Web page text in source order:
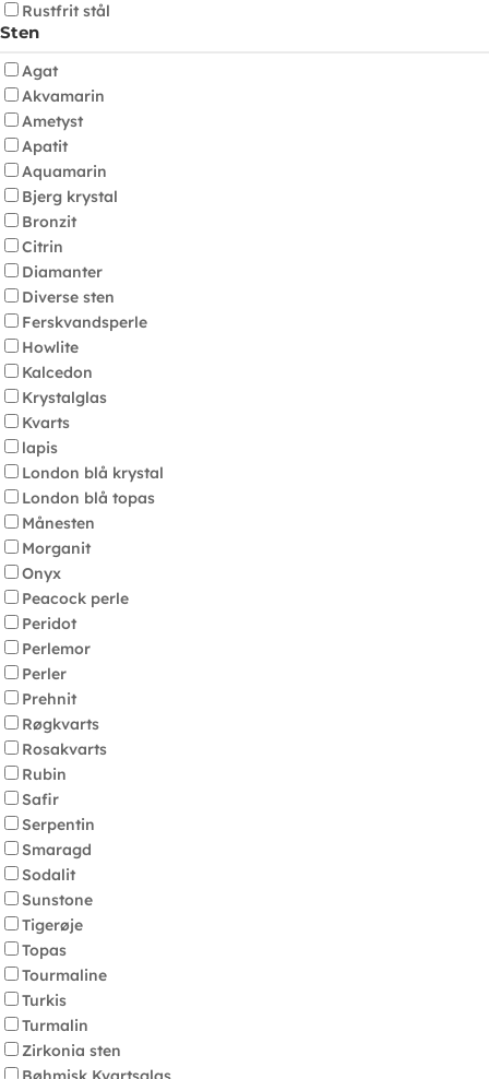
Rustfrit stål
Sten
Agat
Akvamarin
Ametyst
Apatit
Aquamarin
Bjerg krystal
Bronzit
Citrin
Diamanter
Diverse sten
Ferskvandsperle
Howlite
Kalcedon
Krystalglas
Kvarts
lapis
London blå krystal
London blå topas
Månesten
Morganit
Onyx
Peacock perle
Peridot
Perlemor
Perler
Prehnit
Røgkvarts
Rosakvarts
Rubin
Safir
Serpentin
Smaragd
Sodalit
Sunstone
Tigerøje
Topas
Tourmaline
Turkis
Turmalin
Zirkonia sten